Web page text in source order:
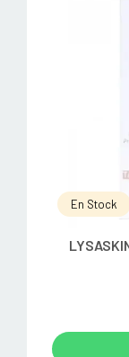
En Stock